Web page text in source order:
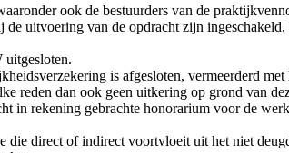
ook de bestuurders van de
uitvoering van de opdracht zijn ingeschakeld,
uitgesloten.
is afgesloten, vermeerderd
reden dan ook geen uitkering op grond van
in rekening gebrachte honorarium voor de
direct of indirect voortvloeit uit het niet